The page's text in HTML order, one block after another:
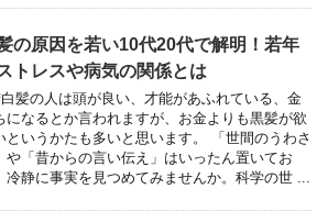
の原因を若い10代20代で解明！若年
トレスや病気の関係とは
髪の人は頭が良い、才能があふれている、金
になるとか言われますが、お金よりも黒髪が欲
というかたも多いと思います。 「世間のうわさ
や「昔からの言い伝え」はいったん置いてお
冷静に事実を見つめてみませんか。科学の世 ...